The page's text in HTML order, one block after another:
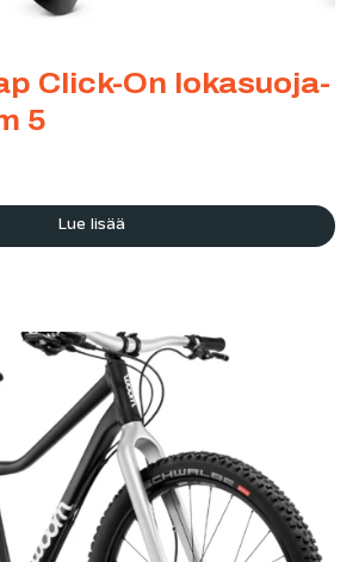
Click-On lokasuoja-
5
Lue lisää